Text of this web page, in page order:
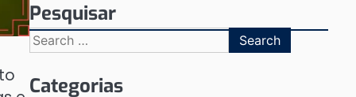
Pesquisar
Search
for:
Categorias